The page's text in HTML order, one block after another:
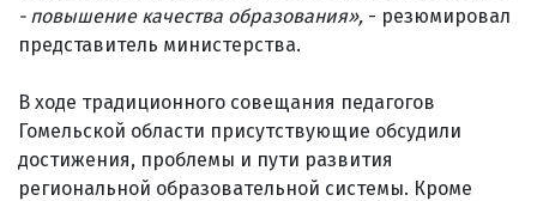
- повышение качества образования», - резюмировал
представитель министерства.
В ходе традиционного совещания педагогов
Гомельской области присутствующие обсудили
достижения, проблемы и пути развития
региональной образовательной системы. Кроме